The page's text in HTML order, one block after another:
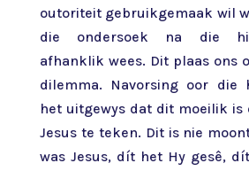
outoriteit gebruikgemaak wil
die ondersoek na die
afhanklik wees. Dit plaas ons
dilemma. Navorsing oor die
het uitgewys dat dit moeilik is
Jesus te teken. Dit is nie
was Jesus, dít het Hy gesê,